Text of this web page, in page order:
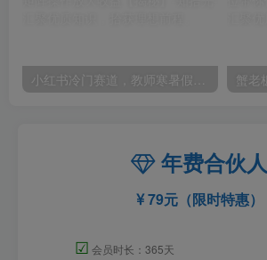
小红书冷门赛道，教师寒暑假项目，多种连环套的变现方式，还能矩阵操作放大收益【揭秘】
年费合伙人
79元（限时特惠）
☑ 会员时长：365天